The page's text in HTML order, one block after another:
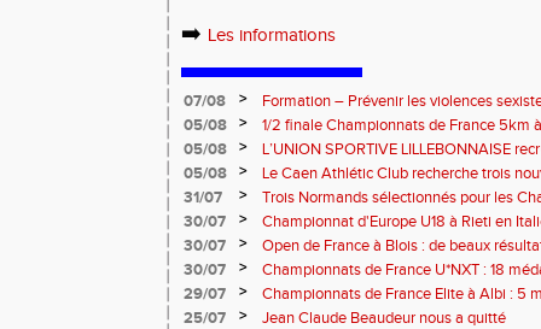
➡️ Les informations
07/08 >
Formation – Prévenir les violences
: le 26 septembre 2026
05/08 >
1/2 finale Championnats de France 5km
13 septembre 2026 : les informations
05/08 >
L’UNION SPORTIVE LILLEBONNAISE
rentrée 2026
05/08 >
Le Caen Athlétic Club recherche trois
civique à compter de septembre 2026
31/07 >
Trois Normands sélectionnés pour les
Eugene !
30/07 >
Championnat d'Europe U18 à Rieti en
normands
30/07 >
Open de France à Blois : de beaux
30/07
>
Championnats de France U*NXT : 18
29/07
>
Championnats de France Elite à Albi : 5
titres !
25/07 >
Jean Claude Beaudeur nous a quitté